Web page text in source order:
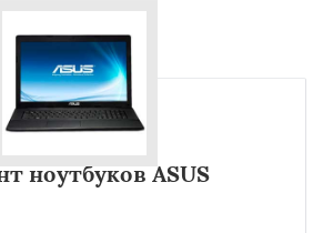
ноутбуков ASUS